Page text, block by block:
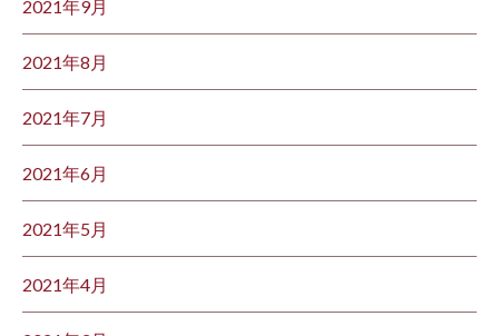
2021年9月
2021年8月
2021年7月
2021年6月
2021年5月
2021年4月